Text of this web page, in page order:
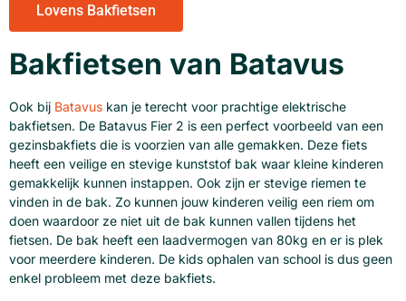
Lovens Bakfietsen
Bakfietsen van Batavus
Ook bij Batavus kan je terecht voor prachtige elektrische
bakfietsen. De Batavus Fier 2 is een perfect voorbeeld van een
gezinsbakfiets die is voorzien van alle gemakken. Deze fiets
heeft een veilige en stevige kunststof bak waar kleine kinderen
gemakkelijk kunnen instappen. Ook zijn er stevige riemen te
vinden in de bak. Zo kunnen jouw kinderen veilig een riem om
doen waardoor ze niet uit de bak kunnen vallen tijdens het
fietsen. De bak heeft een laadvermogen van 80kg en er is plek
voor meerdere kinderen. De kids ophalen van school is dus geen
enkel probleem met deze bakfiets.